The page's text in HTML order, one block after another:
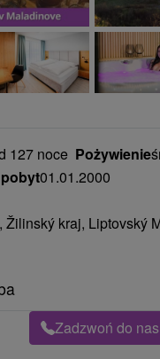
127 noce Pożywienie
01.01.2000
Žilinský kraj, Liptovský
Zadzwoń do